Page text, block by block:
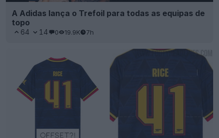
A Adidas lança o Trefoil para todas as equipas de
topo
64 14 0 19.9K 7h